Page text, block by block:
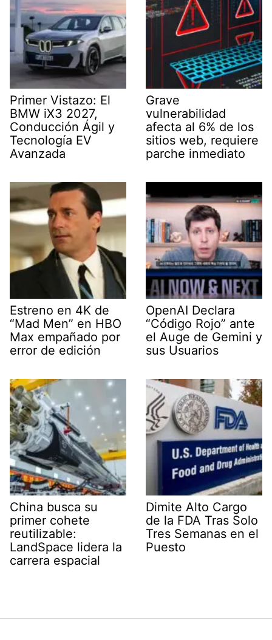
Primer Vistazo: El
BMW iX3 2027,
Conducción Ágil y
Tecnología EV
Avanzada
Grave
vulnerabilidad
afecta al 6% de los
sitios web, requiere
parche inmediato
Estreno en 4K de
“Mad Men” en HBO
Max empañado por
error de edición
OpenAI Declara
“Código Rojo” ante
el Auge de Gemini y
sus Usuarios
China busca su
primer cohete
reutilizable:
LandSpace lidera la
carrera espacial
Dimite Alto Cargo
de la FDA Tras Solo
Tres Semanas en el
Puesto